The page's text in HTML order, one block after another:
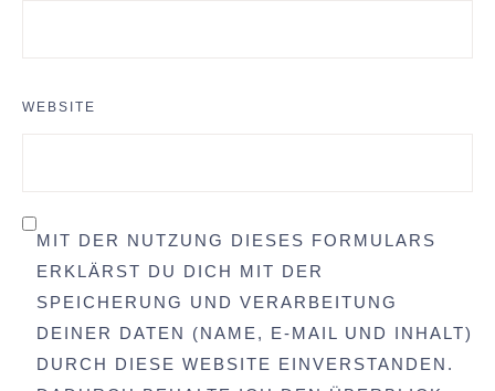
WEBSITE
MIT DER NUTZUNG DIESES FORMULARS
ERKLÄRST DU DICH MIT DER
SPEICHERUNG UND VERARBEITUNG
DEINER DATEN (NAME, E-MAIL UND INHALT)
DURCH DIESE WEBSITE EINVERSTANDEN.